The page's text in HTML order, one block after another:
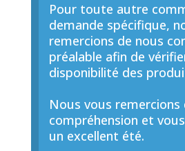
Pour toute autre
demande spécifique,
remercions de nous
préalable afin de
disponibilité des
Nous vous remercions
compréhension et
un excellent été.